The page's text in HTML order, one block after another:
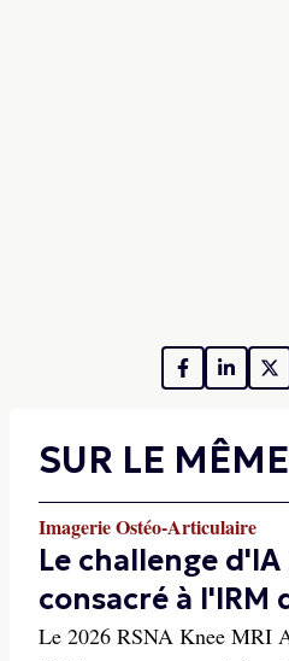
SUR LE
Imagerie Ostéo-Articulaire
Le challenge d'IA
consacré à l'IRM
Le 2026 RSNA Knee MRI